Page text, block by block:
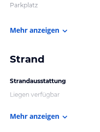
Parkplatz
Mehr anzeigen
Strand
Strandausstattung
Liegen verfügbar
Mehr anzeigen